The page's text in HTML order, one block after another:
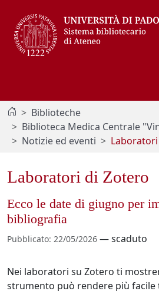
Biblioteche
Biblioteca Medica Centrale
Notizie ed eventi
Laboratori di Zotero
Ecco le date di giugno per
bibliografia
Pubblicato: 22/05/2026 —scaduto
Nei laboratori su Zotero ti
strumento può rendere più facile